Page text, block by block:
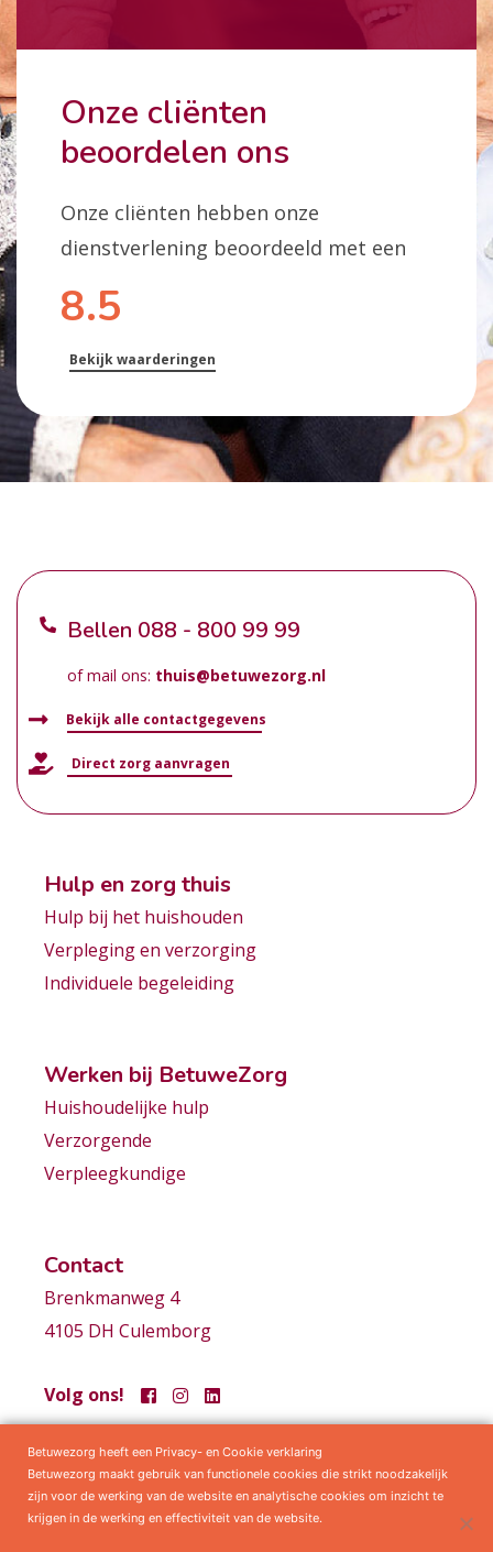
Onze cliënten
beoordelen ons
Onze cliënten hebben onze
dienstverlening beoordeeld met een
8.5
Bekijk waarderingen
Bellen 088 - 800 99 99
of mail ons: thuis@betuwezorg.nl
Bekijk alle contactgegevens
Direct zorg aanvragen
Hulp en zorg thuis
Hulp bij het huishouden
Verpleging en verzorging
Individuele begeleiding
Werken bij BetuweZorg
Huishoudelijke hulp
Verzorgende
Verpleegkundige
Contact
Brenkmanweg 4
4105 DH Culemborg
Volg ons!
Samenwerkingen Privacy statement Algemene voorwaarden
Betuwezorg heeft een Privacy- en Cookie verklaring
Betuwezorg maakt gebruik van functionele cookies die strikt noodzakelijk
zijn voor de werking van de website en analytische cookies om inzicht te
krijgen in de werking en effectiviteit van de website.